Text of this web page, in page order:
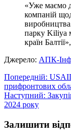
«Уже маємо
компаній
парку Kiliya
країн
Джерело: АПК-
Навігація
записів
Попередній:
прифронтових
Наступний:
2024 року
Залишити